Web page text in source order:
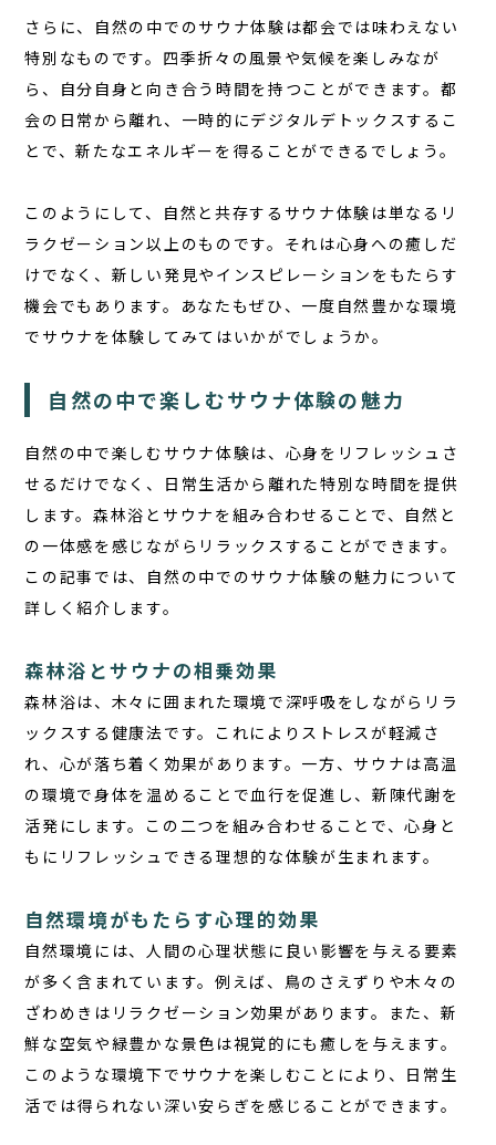
宿泊予約 サウナ予約
さらに、自然の中でのサウナ体験は都会では味わえない
特別なものです。四季折々の風景や気候を楽しみなが
ら、自分自身と向き合う時間を持つことができます。都
会の日常から離れ、一時的にデジタルデトックスするこ
とで、新たなエネルギーを得ることができるでしょう。
このようにして、 自然と共存するサウナ体験 は単なるリ
ラクゼーション以上のものです。それは心身への癒しだ
けでなく、新しい発見やインスピレーションをもたらす
機会でもあります。あなたもぜひ、一度自然豊かな環境
でサウナを体験してみてはいかがでしょうか。
自然の中で楽しむサウナ体験の魅力
自然の中で楽しむサウナ体験は、心身をリフレッシュさ
せるだけでなく、日常生活から離れた特別な時間を提供
します。森林浴とサウナを組み合わせることで、自然と
の一体感を感じながらリラックスすることができます。
この記事では、自然の中でのサウナ体験の魅力について
詳しく紹介します。
森林浴とサウナの相乗効果
森林浴は、木々に囲まれた環境で深呼吸をしながらリラ
ックスする健康法です。これによりストレスが軽減さ
れ、心が落ち着く効果があります。一方、サウナは高温
の環境で身体を温めることで血行を促進し、新陳代謝を
活発にします。この二つを組み合わせることで、心身と
もにリフレッシュできる理想的な体験が生まれます。
自然環境がもたらす心理的効果
自然環境には、人間の心理状態に良い影響を与える要素
が多く含まれています。例えば、鳥のさえずりや木々の
ざわめきはリラクゼーション効果があります。また、新
鮮な空気や緑豊かな景色は視覚的にも癒しを与えます。
このような環境下でサウナを楽しむことにより、日常生
活では得られない深い安らぎを感じることができます。